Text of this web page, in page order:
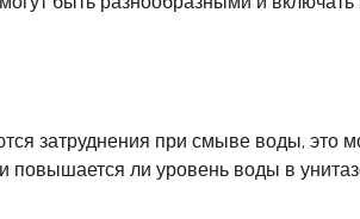
затруднения при смыве воды, это
повышается ли уровень воды в